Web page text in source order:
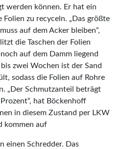
werden können. Er hat ein
zu recyceln. „Das größte
auf dem Acker bleiben“,
die Taschen der Folien
auf dem Damm liegend
zwei Wochen ist der Sand
sodass die Folien auf Rohre
„Der Schmutzanteil beträgt
hat Böckenhoff
in diesem Zustand per LKW
kommen auf
einen Schredder. Das